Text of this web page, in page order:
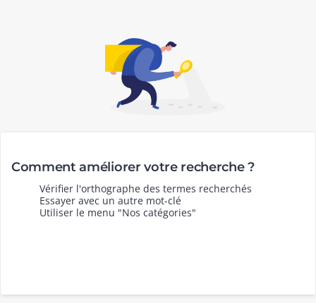
Comment améliorer votre recherche ?
Vérifier l'orthographe des termes recherchés
Essayer avec un autre mot-clé
Utiliser le menu "Nos catégories"